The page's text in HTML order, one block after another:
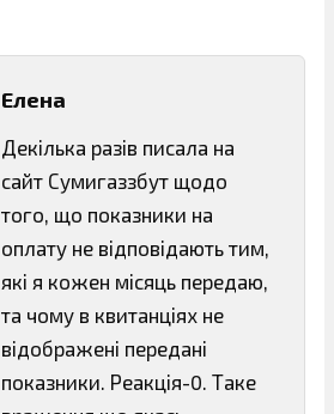
Елена
Декілька разів писала на
сайт Сумигаззбут щодо
того, що показники на
оплату не відповідають тим,
які я кожен місяць передаю,
та чому в квитанціях не
відображені передані
показники. Реакція-0. Таке